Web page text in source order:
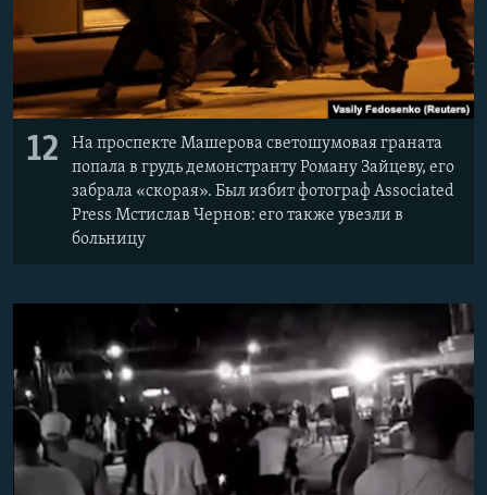
12
На проспекте Машерова светошумовая граната
попала в грудь демонстранту Роману Зайцеву, его
забрала «скорая». Был избит фотограф Associated
Press Мстислав Чернов: его также увезли в
больницу